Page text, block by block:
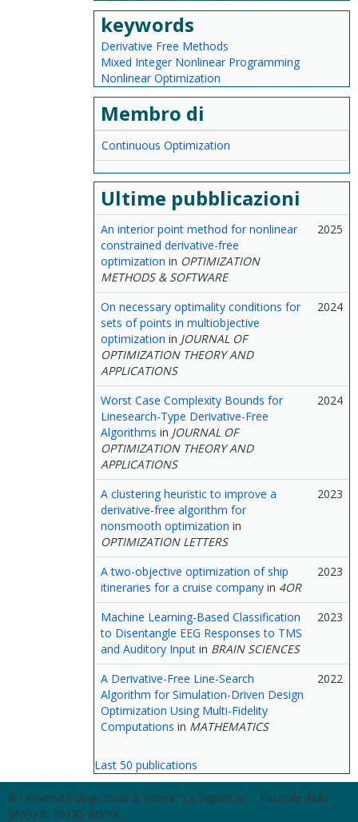
keywords
Derivative Free Methods
Mixed Integer Nonlinear Programming
Nonlinear Optimization
Membro di
Continuous Optimization
Ultime pubblicazioni
An interior point method for nonlinear
constrained derivative-free
optimization in OPTIMIZATION
METHODS & SOFTWARE
2025
On necessary optimality conditions for
sets of points in multiobjective
optimization in JOURNAL OF
OPTIMIZATION THEORY AND
APPLICATIONS
2024
Worst Case Complexity Bounds for
Linesearch-Type Derivative-Free
Algorithms in JOURNAL OF
OPTIMIZATION THEORY AND
APPLICATIONS
2024
A clustering heuristic to improve a
derivative-free algorithm for
nonsmooth optimization in
OPTIMIZATION LETTERS
2023
A two-objective optimization of ship
itineraries for a cruise company in 4OR
2023
Machine Learning-Based Classification
to Disentangle EEG Responses to TMS
and Auditory Input in BRAIN SCIENCES
2023
A Derivative-Free Line-Search
Algorithm for Simulation-Driven Design
Optimization Using Multi-Fidelity
Computations in MATHEMATICS
2022
Last 50 publications
© Università degli Studi di Roma "La Sapienza" - Piazzale Aldo
Moro 5, 00185 Roma